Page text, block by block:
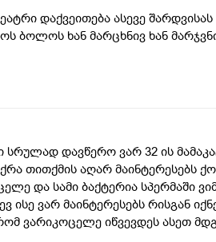
დაქვეითება ასევე
ბოლოს ხან მარცხნივ ხან
დავწერო ვარ 32 ის
თითქმის აღარ მაინტერესებს
და სამი ბაქტერია სპერმაში
ისე ვარ მაინტერესებს რისგან
ვარიკოცელე იწვევდეს ასეთ